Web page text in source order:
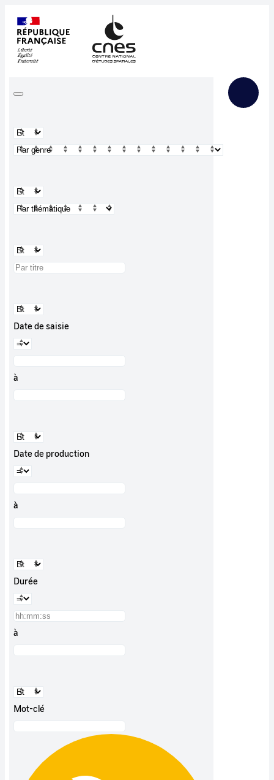
Date de saisie
à
Date de production
à
Durée
à
Mot-clé